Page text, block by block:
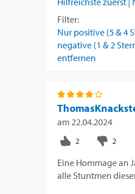
Filter:
Nur positive (5 & 4
negative (1 & 2
entfernen
am 22.04.2024
Eine Hommage an
alle Stuntmen